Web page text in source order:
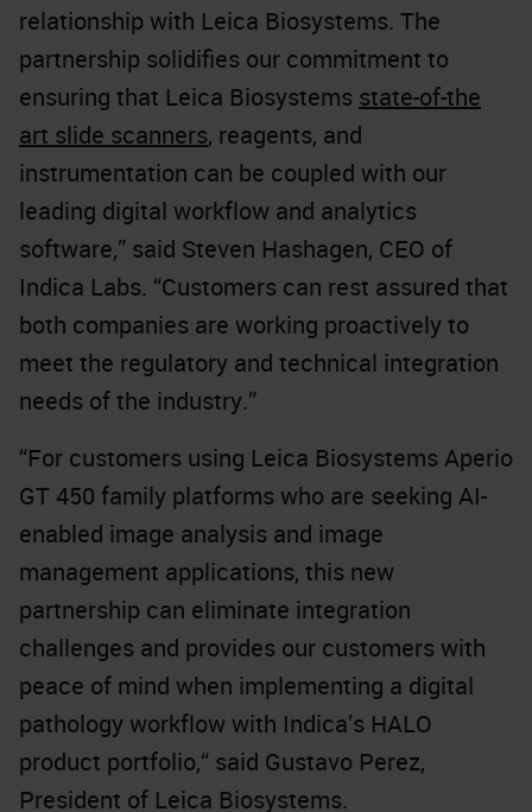
relationship with Leica Biosystems. The
partnership solidifies our commitment to
ensuring that Leica Biosystems state-of-the
art slide scanners, reagents, and
instrumentation can be coupled with our
leading digital workflow and analytics
software,” said Steven Hashagen, CEO of
Indica Labs. “Customers can rest assured that
both companies are working proactively to
meet the regulatory and technical integration
needs of the industry.”
“For customers using Leica Biosystems Aperio
GT 450 family platforms who are seeking AI-
enabled image analysis and image
management applications, this new
partnership can eliminate integration
challenges and provides our customers with
peace of mind when implementing a digital
pathology workflow with Indica’s HALO
product portfolio,“ said Gustavo Perez,
President of Leica Biosystems.